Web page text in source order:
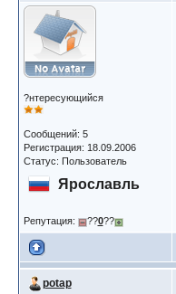
?нтересующийся
Сообщений: 5
Регистрация: 18.09.2006
Статус: Пользователь
Ярославль
Репутация: ??0??
potap